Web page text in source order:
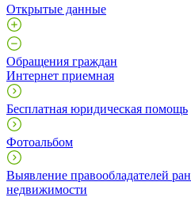
Открытые данные
Обращения граждан
Интернет приемная
Бесплатная юридическая помощь
Фотоальбом
Выявление правообладателей
недвижимости